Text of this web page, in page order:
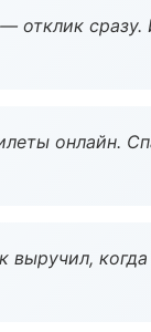
отклик
онлайн.
выручил,